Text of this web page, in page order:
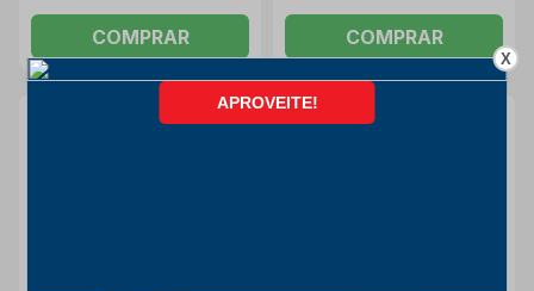
COMPRAR COMPRAR
X